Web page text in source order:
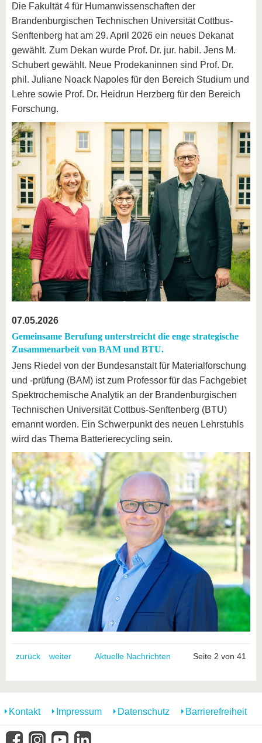
Die Fakultät 4 für Humanwissenschaften der
Brandenburgischen Technischen Universität Cottbus-
Senftenberg hat am 29. April 2026 ein neues Dekanat
gewählt. Zum Dekan wurde Prof. Dr. jur. habil. Jens M.
Schubert gewählt. Neue Prodekaninnen sind Prof. Dr.
phil. Juliane Noack Napoles für den Bereich Studium und
Lehre sowie Prof. Dr. Heidrun Herzberg für den Bereich
Forschung.
07.05.2026
Gemeinsame Berufung unterstreicht die enge strategische
Zusammenarbeit von BAM und BTU.
Jens Riedel von der Bundesanstalt für Materialforschung
und -prüfung (BAM) ist zum Professor für das Fachgebiet
Spektrochemische Analytik an der Brandenburgischen
Technischen Universität Cottbus-Senftenberg (BTU)
ernannt worden. Ein Schwerpunkt des neuen Lehrstuhls
wird das Thema Batterierecycling sein.
zurück weiter Aktuelle Nachrichten Seite 2 von 41
Kontakt Impressum Datenschutz Barrierefreiheit